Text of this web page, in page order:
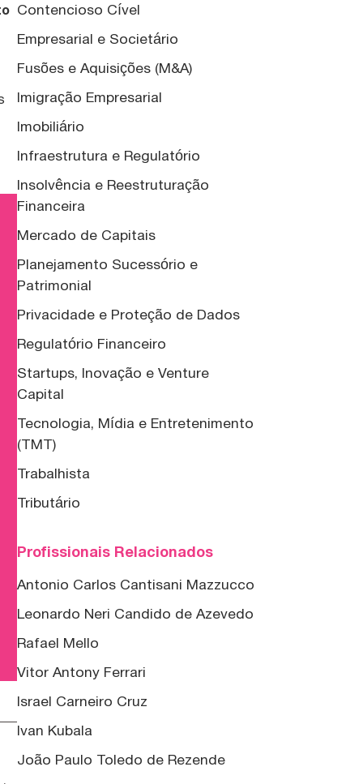
Contencioso Cível
Empresarial e Societário
Fusões e Aquisições (M&A)
Imigração Empresarial
Imobiliário
Infraestrutura e Regulatório
Insolvência e Reestruturação
Financeira
Mercado de Capitais
Planejamento Sucessório e
Patrimonial
Privacidade e Proteção de Dados
Regulatório Financeiro
Startups, Inovação e Venture
Capital
Tecnologia, Mídia e Entretenimento
(TMT)
Trabalhista
Tributário
Profissionais Relacionados
Antonio Carlos Cantisani Mazzucco
Leonardo Neri Candido de Azevedo
Rafael Mello
Vitor Antony Ferrari
Israel Carneiro Cruz
Ivan Kubala
João Paulo Toledo de Rezende